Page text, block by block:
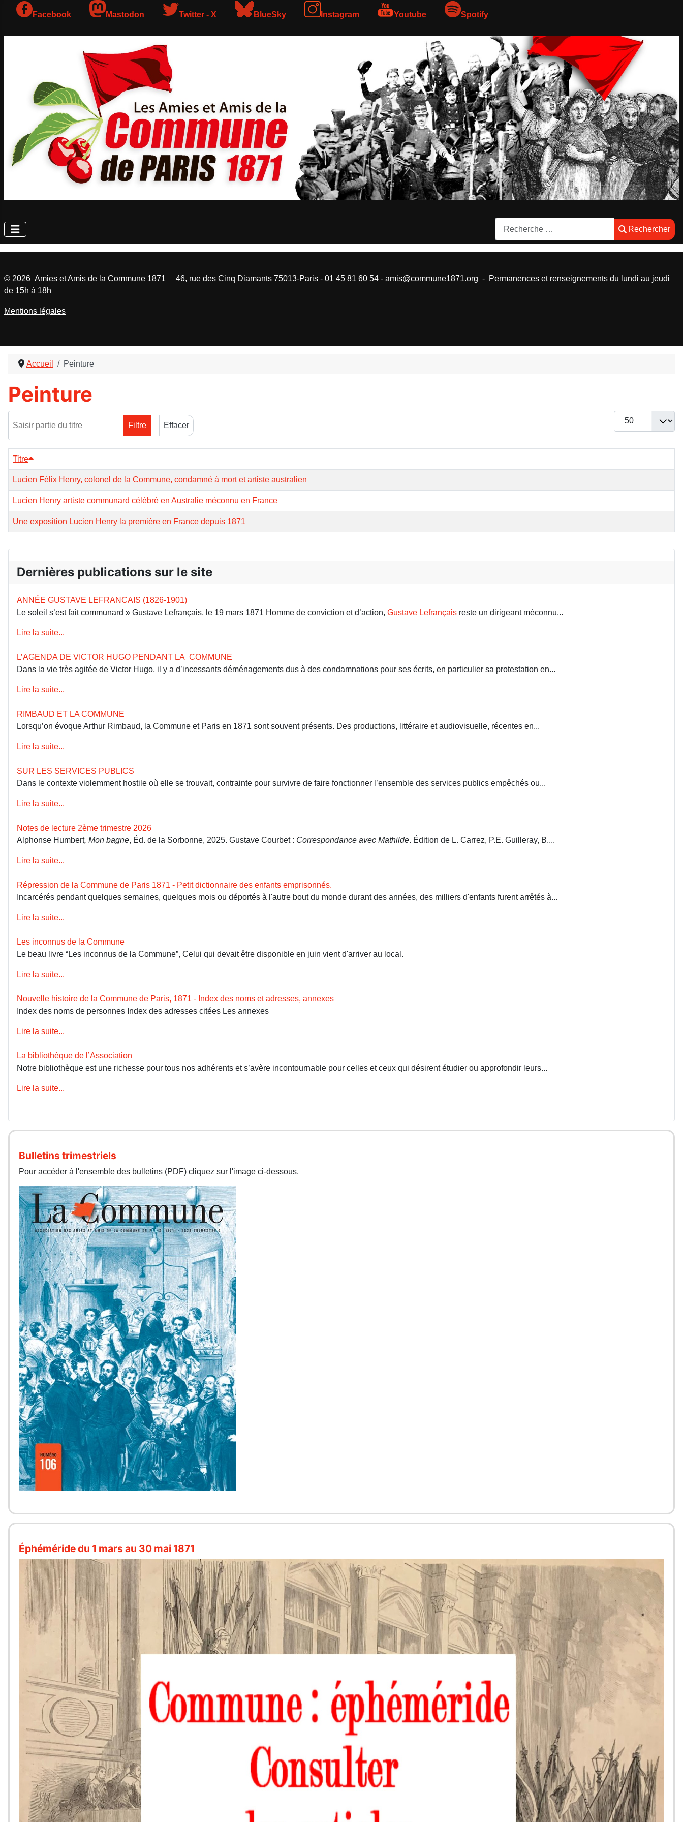
Facebook Mastodon Twitter - X BlueSky Instagram Youtube Spotify
Rechercher
Rechercher
Accueil Peinture
Peinture
Filtre
Effacer
Afficher #
Titre
Lucien Félix Henry, colonel de la Commune, condamné à mort et artiste australien
Lucien Henry artiste communard célébré en Australie méconnu en France
Une exposition Lucien Henry la première en France depuis 1871
Dernières publications sur le site
ANNÉE GUSTAVE LEFRANCAIS (1826-1901)
Le soleil s’est fait communard » Gustave Lefrançais, le 19 mars 1871 Homme de conviction et d’action, Gustave Lefrançais reste un dirigeant méconnu...
Lire la suite...
L’AGENDA DE VICTOR HUGO PENDANT LA COMMUNE
Dans la vie très agitée de Victor Hugo, il y a d’incessants déménagements dus à des condamnations pour ses écrits, en particulier sa protestation en...
Lire la suite...
RIMBAUD ET LA COMMUNE
Lorsqu’on évoque Arthur Rimbaud, la Commune et Paris en 1871 sont souvent présents. Des productions, littéraire et audiovisuelle, récentes en...
Lire la suite...
SUR LES SERVICES PUBLICS
Dans le contexte violemment hostile où elle se trouvait, contrainte pour survivre de faire fonctionner l’ensemble des services publics empêchés ou...
Lire la suite...
Notes de lecture 2ème trimestre 2026
Alphonse Humbert, Mon bagne, Éd. de la Sorbonne, 2025. Gustave Courbet : Correspondance avec Mathilde. Édition de L. Carrez, P.E. Guilleray, B....
Lire la suite...
Répression de la Commune de Paris 1871 - Petit dictionnaire des enfants emprisonnés.
Incarcérés pendant quelques semaines, quelques mois ou déportés à l'autre bout du monde durant des années, des milliers d'enfants furent arrêtés à...
Lire la suite...
Les inconnus de la Commune
Le beau livre “Les inconnus de la Commune”, Celui qui devait être disponible en juin vient d'arriver au local.
Lire la suite...
Nouvelle histoire de la Commune de Paris, 1871 - Index des noms et adresses, annexes
Index des noms de personnes Index des adresses citées Les annexes
Lire la suite...
La bibliothèque de l’Association
Notre bibliothèque est une richesse pour tous nos adhérents et s’avère incontournable pour celles et ceux qui désirent étudier ou approfondir leurs...
Lire la suite...
Bulletins trimestriels
Pour accéder à l'ensemble des bulletins (PDF) cliquez sur l'image ci-dessous.
Éphéméride du 1 mars au 30 mai 1871
© 2026 Amies et Amis de la Commune 1871 46, rue des Cinq Diamants 75013-Paris - 01 45 81 60 54 - amis@commune1871.org - Permanences et renseignements du lundi au jeudi
de 15h à 18h
Mentions légales